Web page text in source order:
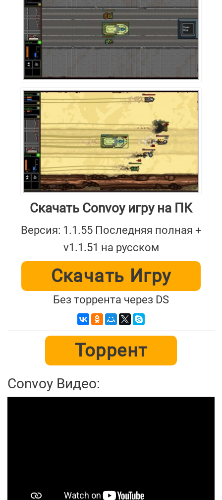
Скачать Convoy игру на ПК
Версия: 1.1.55 Последняя полная +
v1.1.51 на русском
Скачать Игру
Без торрента через DS
Торрент
Convoy Видео: